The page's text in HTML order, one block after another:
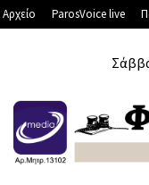
ParosVoice live